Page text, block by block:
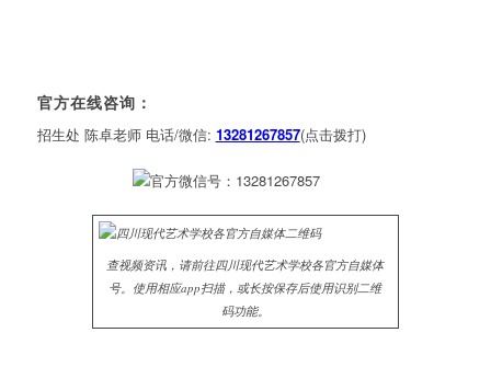
官方在线咨询：
招生处 陈卓老师 电话/微信: 13281267857(点击拨打)
查视频资讯，请前往四川现代艺术学校各官方自媒体
号。使用相应app扫描，或长按保存后使用识别二维
码功能。